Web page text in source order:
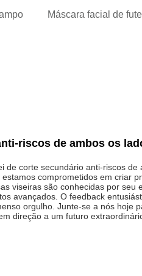
Máscara facial de
riscos de ambos os
de corte secundário anti-riscos de
comprometidos em criar
viseiras são conhecidas por seu
avançados. O feedback
orgulho. Junte-se a nós hoje
direção a um futuro